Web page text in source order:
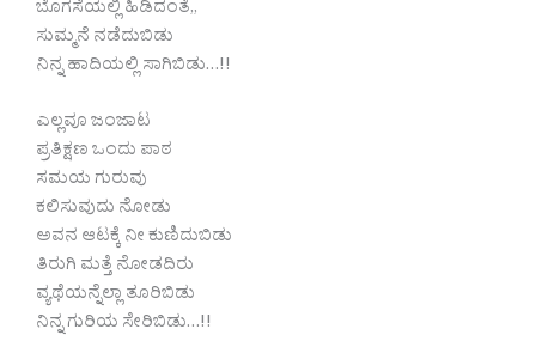
ಬೊಗಸೆಯಲ್ಲಿ ಹಿಡಿದಂತೆ,,
ಸುಮ್ಮನೆ ನಡೆದುಬಿಡು
ನಿನ್ನ ಹಾದಿಯಲ್ಲಿ ಸಾಗಿಬಿಡು…!!
ಎಲ್ಲವೂ ಜಂಜಾಟ
ಪ್ರತಿಕ್ಷಣ ಒಂದು ಪಾಠ
ಸಮಯ ಗುರುವು
ಕಲಿಸುವುದು ನೋಡು
ಅವನ ಆಟಕ್ಕೆ ನೀ ಕುಣಿದುಬಿಡು
ತಿರುಗಿ ಮತ್ತೆ ನೋಡದಿರು
ವ್ಯಥೆಯನ್ನೆಲ್ಲಾ ತೂರಿಬಿಡು
ನಿನ್ನ ಗುರಿಯ ಸೇರಿಬಿಡು…!!